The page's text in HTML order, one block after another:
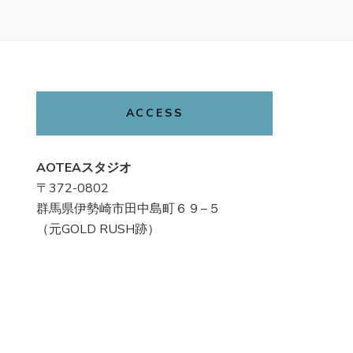
ACCESS
AOTEAスタジオ
〒372-0802
群馬県伊勢崎市田中島町６９−５
（元GOLD RUSH跡）